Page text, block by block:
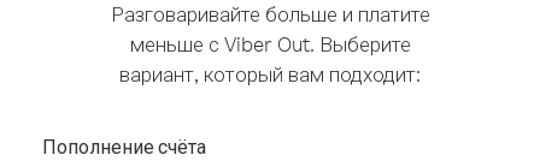
Разговаривайте больше и платите
меньше с Viber Out. Выберите
вариант, который вам подходит:
Пополнение счёта